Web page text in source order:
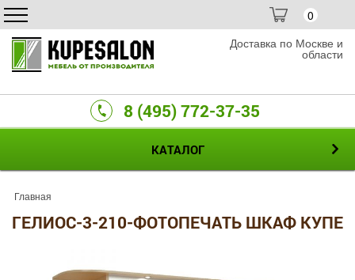
0
Доставка по Москве и
области
8 (495) 772-37-35
КАТАЛОГ
Главная
ГЕЛИОС-3-210-ФОТОПЕЧАТЬ ШКАФ КУПЕ